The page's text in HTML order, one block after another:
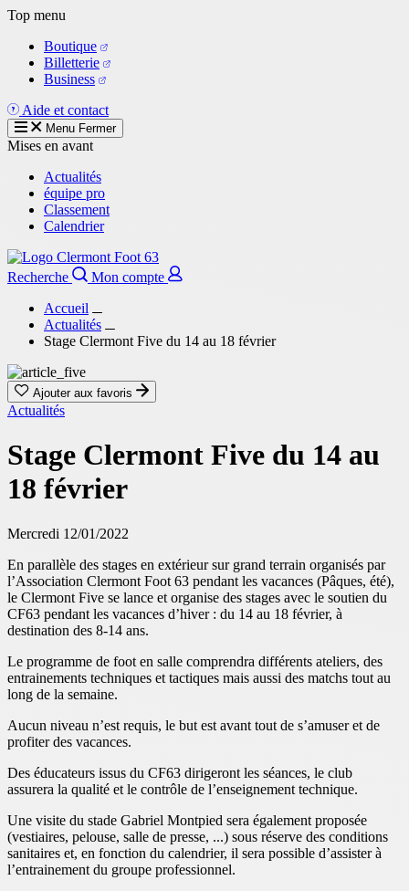
Aller
contenu
principal
Top menu
Boutique
Billetterie
Business
Aide et contact
Menu Fermer
Mises en avant
Actualités
équipe pro
Classement
Calendrier
Recherche
Mon compte
Accueil
Actualités
Stage Clermont Five du 14 au 18 février
Ajouter aux favoris
Actualités
Stage Clermont Five du 14 au
18 février
Mercredi 12/01/2022
En parallèle des stages en extérieur sur grand terrain organisés par
l’Association Clermont Foot 63 pendant les vacances (Pâques, été),
le Clermont Five se lance et organise des stages avec le soutien du
CF63 pendant les vacances d’hiver : du 14 au 18 février, à
destination des 8-14 ans.
Le programme de foot en salle comprendra différents ateliers, des
entrainements techniques et tactiques mais aussi des matchs tout au
long de la semaine.
Aucun niveau n’est requis, le but est avant tout de s’amuser et de
profiter des vacances.
Des éducateurs issus du CF63 dirigeront les séances, le club
assurera la qualité et le contrôle de l’enseignement technique.
Une visite du stade Gabriel Montpied sera également proposée
(vestiaires, pelouse, salle de presse, ...) sous réserve des conditions
sanitaires et, en fonction du calendrier, il sera possible d’assister à
l’entrainement du groupe professionnel.